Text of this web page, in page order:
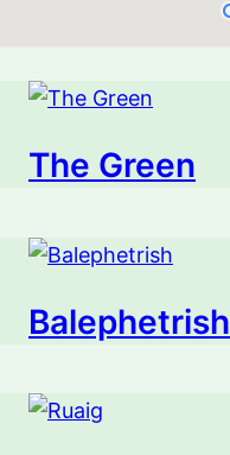
The Green
Balephetrish